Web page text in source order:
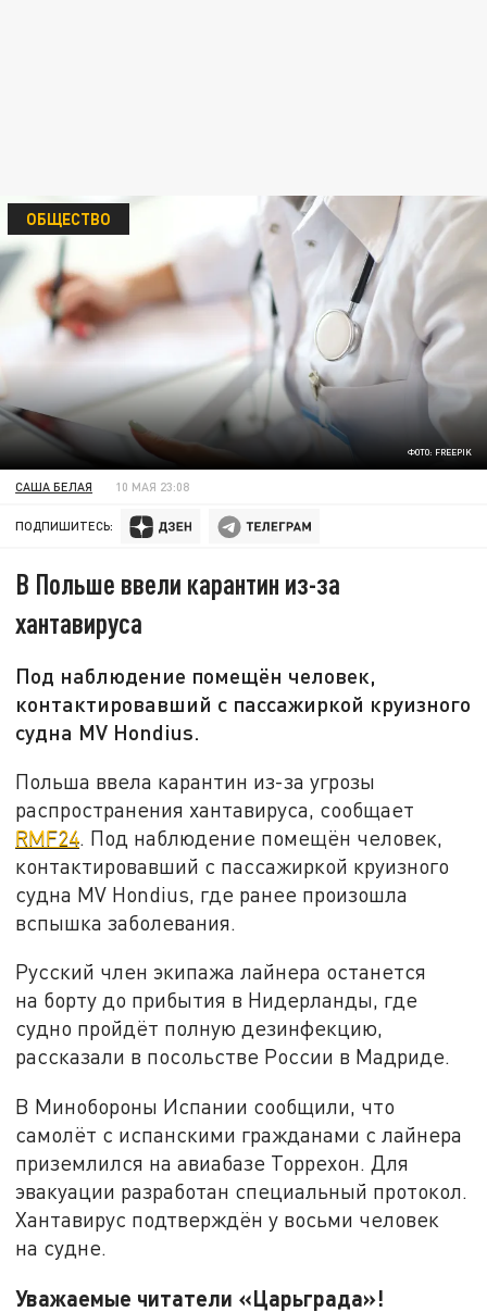
ФОТО: FREEPIK
ОБЩЕСТВО
САША БЕЛАЯ 10 МАЯ 23:08
ПОДПИШИТЕСЬ:
В Польше ввели карантин из-за
хантавируса
Под наблюдение помещён человек,
контактировавший с пассажиркой круизного
судна MV Hondius.
Польша ввела карантин из-за угрозы
распространения хантавируса, сообщает
RMF24. Под наблюдение помещён человек,
контактировавший с пассажиркой круизного
судна MV Hondius, где ранее произошла
вспышка заболевания.
Русский член экипажа лайнера останется
на борту до прибытия в Нидерланды, где
судно пройдёт полную дезинфекцию,
рассказали в посольстве России в Мадриде.
В Минобороны Испании сообщили, что
самолёт с испанскими гражданами с лайнера
приземлился на авиабазе Торрехон. Для
эвакуации разработан специальный протокол.
Хантавирус подтверждён у восьми человек
на судне.
Уважаемые читатели «Царьграда»!